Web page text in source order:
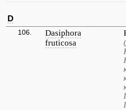
D
106.
Dasiphora
fruticosa